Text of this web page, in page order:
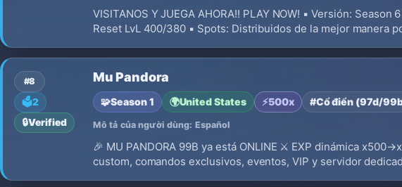
VISITANOS Y JUEGA AHORA!! PLAY NOW! ▪️ Versión:
Reset LvL 400/380 ▪️ Spots: Distribuidos de la mejor manera
#8
🗳️2
🔒Verified
Mu Pandora
🧩Season 1 🌍United States ⚡500x #Cổ điển (97d/
Mô tả của người dùng: Español
🎉 MU PANDORA 99B ya está ONLINE ⚔️ EXP dinámica
custom, comandos exclusivos, eventos, VIP y servidor